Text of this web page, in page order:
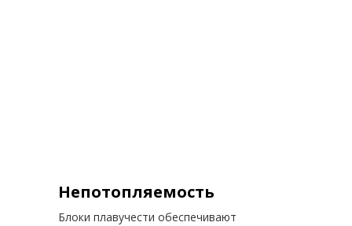
Непотопляемость
Блоки плавучести обеспечивают